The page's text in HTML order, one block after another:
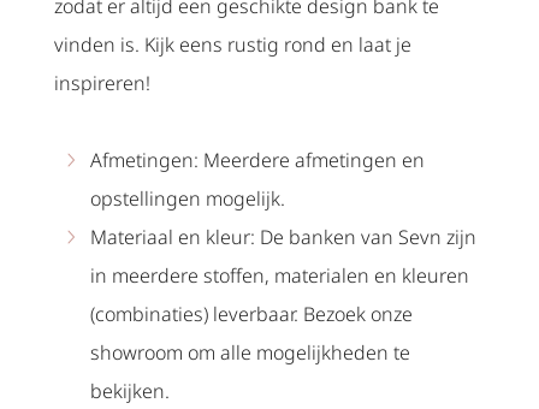
zodat er altijd een geschikte design bank te
vinden is. Kijk eens rustig rond en laat je
inspireren!
Afmetingen: Meerdere afmetingen en
opstellingen mogelijk.
Materiaal en kleur: De banken van Sevn zijn
in meerdere stoffen, materialen en kleuren
(combinaties) leverbaar. Bezoek onze
showroom om alle mogelijkheden te
bekijken.